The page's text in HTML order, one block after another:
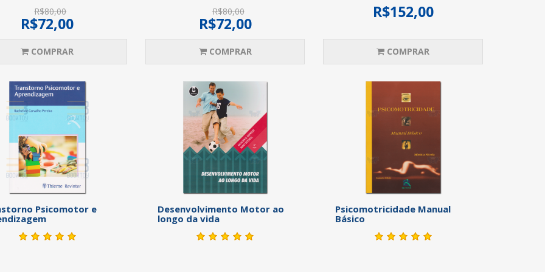
R$80,00
R$72,00
COMPRAR
R$80,00
R$72,00
COMPRAR
R$152,00
COMPRAR
Psicomotor e
Desenvolvimento Motor ao
longo da vida
Psicomotricidade Manual
Básico